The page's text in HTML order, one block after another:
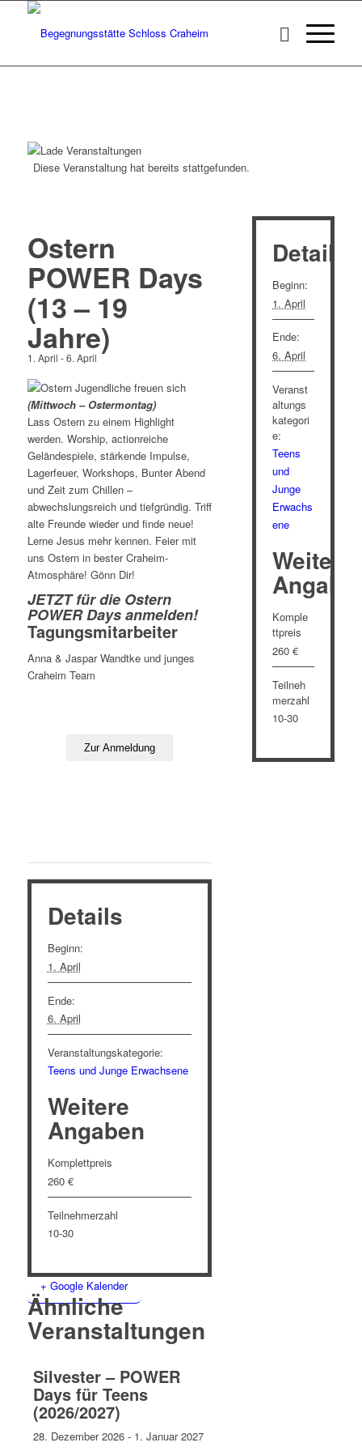
Diese Veranstaltung hat bereits stattgefunden.
Ostern
POWER Days
(13 – 19
Jahre)
1. April -6. April
(Mittwoch – Ostermontag)
Lass Ostern zu einem Highlight
werden. Worship, actionreiche
Geländespiele, stärkende Impulse,
Lagerfeuer, Workshops, Bunter Abend
und Zeit zum Chillen –
abwechslungsreich und tiefgründig. Triff
alte Freunde wieder und finde neue!
Lerne Jesus mehr kennen. Feier mit
uns Ostern in bester Craheim-
Atmosphäre! Gönn Dir!
JETZT für die Ostern
POWER Days anmelden!
Tagungsmitarbeiter
Anna & Jaspar Wandtke und junges
Craheim Team
Details
Beginn:
1. April
Ende:
6. April
Veranstaltungskategorie:
Teens und Junge Erwachsene
Weitere
Angaben
Komplettpreis
260 €
Teilnehmerzahl
10-30
+ Google Kalender
Ähnliche
Veranstaltungen
Silvester – POWER
Days für Teens
(2026/2027)
28. Dezember 2026- 1. Januar 2027
Details
Beginn:
1. April
Ende:
6. April
Veranst
altungs
kategori
e:
Teens
und
Junge
Erwachs
ene
Weitere
Komple
ttpreis
260 €
Teilneh
merzahl
10-30